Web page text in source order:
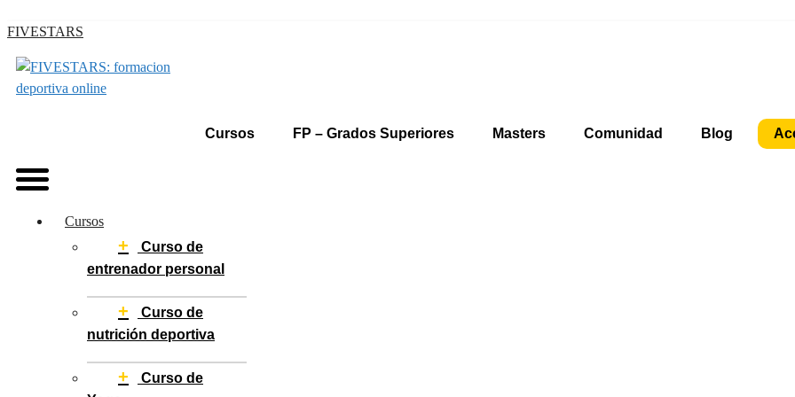
al
contenido
FIVESTARS
Cursos FP – Grados Superiores Masters Comunidad Blog
Menú
Cursos
+
Curso de
entrenador personal
+
Curso de
nutrición deportiva
+
Curso de